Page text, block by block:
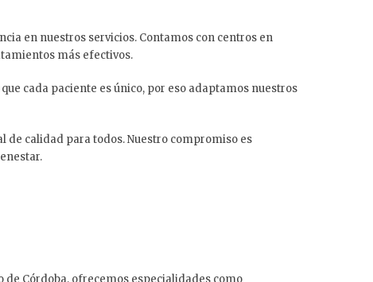
en nuestros servicios. Contamos con centros en
más efectivos.
cada paciente es único, por eso adaptamos nuestros
calidad para todos. Nuestro compromiso es
de Córdoba, ofrecemos especialidades como